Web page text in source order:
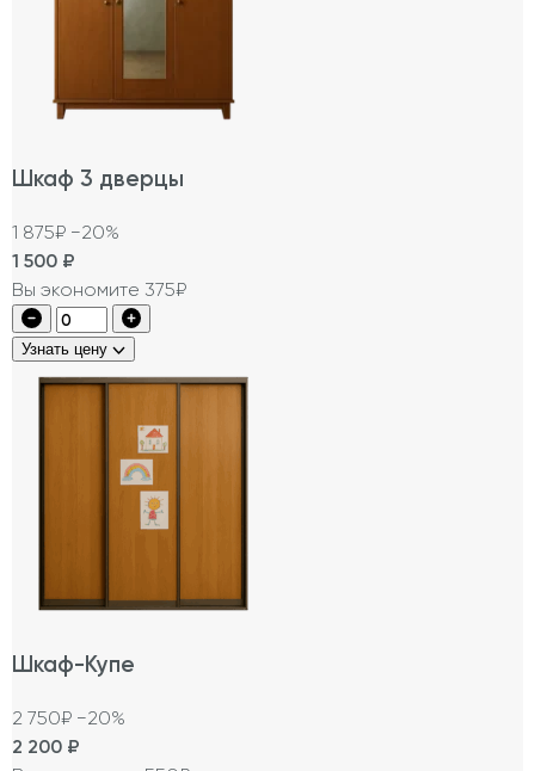
Шкаф 3 дверцы
1 875₽ −20%
1 500 ₽
Вы экономите 375₽
Узнать цену
Шкаф-Купе
2 750₽ −20%
2 200 ₽